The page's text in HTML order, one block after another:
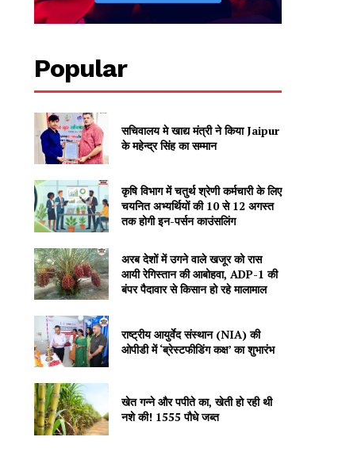
Popular
सचिवालय मे खाद्य मंत्री ने किया Jaipur
के महेन्द्र सिंह का सम्मान
कृषि विभाग में चतुर्थ श्रेणी कर्मचारी के लिए
चयनित अभ्यर्थियों की 10 से 12 अगस्त
तक होगी इन-पर्सन काउंसलिंग
अरब देशों में उगने वाले खजूर को रास
आयी रेगिस्तान की आबोहवा, ADP-1 की
बंपर पैदावार से किसान हो रहे मालामाल
राष्ट्रीय आयुर्वेद संस्थान (NIA) की
ओपीडी में ‘ब्रेस्टफीडिंग कक्ष’ का शुभारंभ
खेत गन्ने और पपीते का, खेती हो रही थी
नशे की! 1555 पौधे जब्त